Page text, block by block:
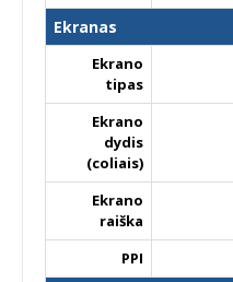
Ekranas
Ekrano
tipas
Ekrano
dydis
(coliais)
Ekrano
raiška
PPI